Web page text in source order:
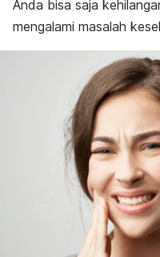
Diagnosis
Pengobatan
Pencegahan
Anda bisa saja
mengalami masalah